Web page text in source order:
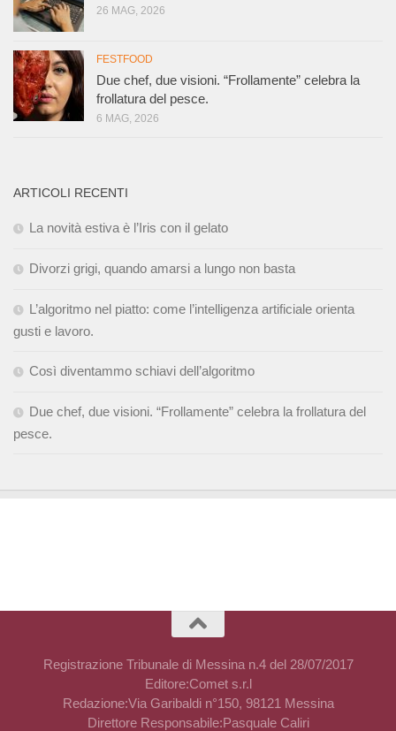
26 MAG, 2026
FESTFOOD
Due chef, due visioni. “Frollamente” celebra la
frollatura del pesce.
6 MAG, 2026
ARTICOLI RECENTI
La novità estiva è l’Iris con il gelato
Divorzi grigi, quando amarsi a lungo non basta
L’algoritmo nel piatto: come l’intelligenza artificiale orienta
gusti e lavoro.
Così diventammo schiavi dell’algoritmo
Due chef, due visioni. “Frollamente” celebra la frollatura del
pesce.
Registrazione Tribunale di Messina n.4 del 28/07/2017
Editore:Comet s.r.l
Redazione:Via Garibaldi n°150, 98121 Messina
Direttore Responsabile:Pasquale Caliri